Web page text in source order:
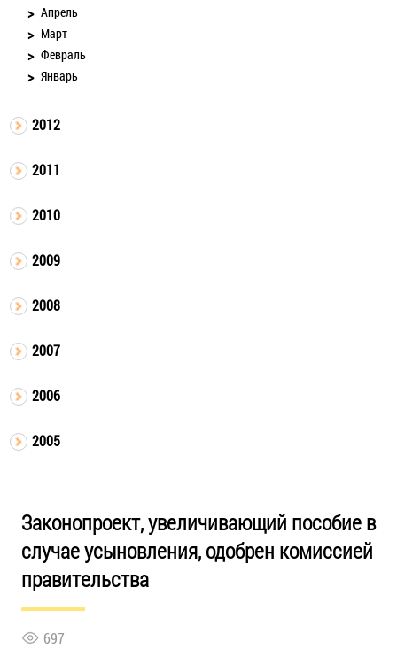
Апрель
Март
Февраль
Январь
2012
2011
2010
2009
2008
2007
2006
2005
Законопроект, увеличивающий пособие в
случае усыновления, одобрен комиссией
правительства
697